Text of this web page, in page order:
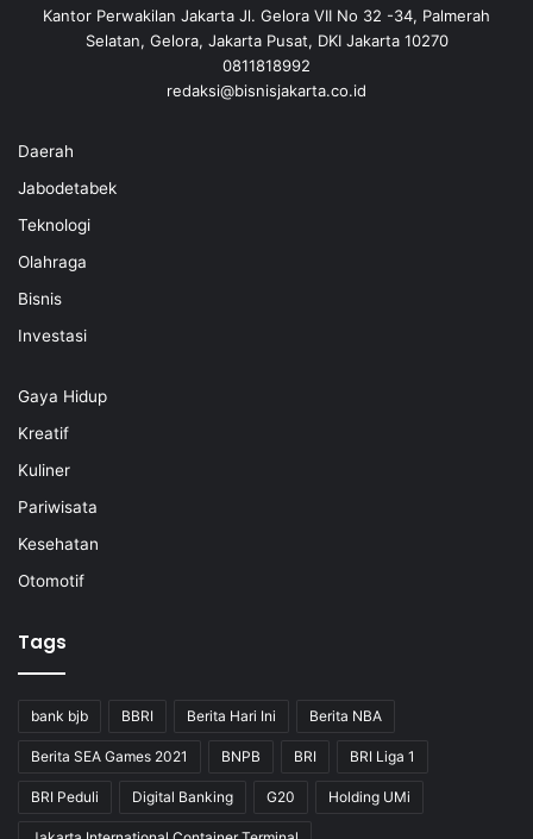
Kantor Perwakilan Jakarta Jl. Gelora VII No 32 -34, Palmerah
Selatan, Gelora, Jakarta Pusat, DKI Jakarta 10270
0811818992
redaksi@bisnisjakarta.co.id
Daerah
Jabodetabek
Teknologi
Olahraga
Bisnis
Investasi
Gaya Hidup
Kreatif
Kuliner
Pariwisata
Kesehatan
Otomotif
Tags
bank bjb BBRI Berita Hari Ini Berita NBA
Berita SEA Games 2021 BNPB BRI BRI Liga 1
BRI Peduli Digital Banking G20 Holding UMi